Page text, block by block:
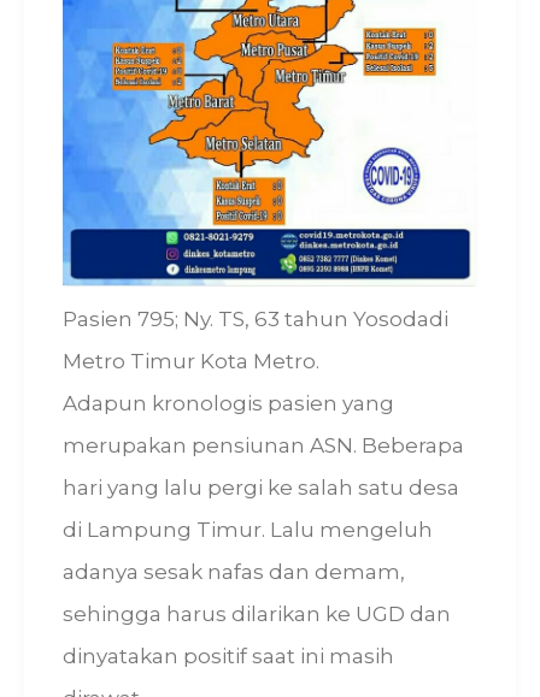
Pasien 795; Ny. TS, 63 tahun Yosodadi
Metro Timur Kota Metro.
Adapun kronologis pasien yang
merupakan pensiunan ASN. Beberapa
hari yang lalu pergi ke salah satu desa
di Lampung Timur. Lalu mengeluh
adanya sesak nafas dan demam,
sehingga harus dilarikan ke UGD dan
dinyatakan positif saat ini masih